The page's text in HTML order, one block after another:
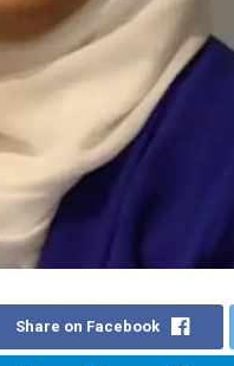
Share on Facebook